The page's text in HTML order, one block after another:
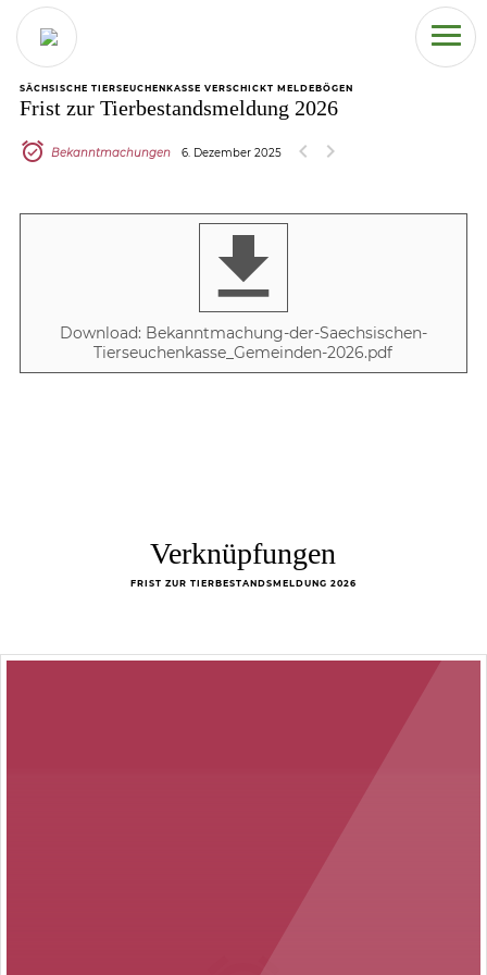
SÄCHSISCHE TIERSEUCHENKASSE VERSCHICKT MELDEBÖGEN
Frist zur Tierbestandsmeldung 2026
Bekanntmachungen 6. Dezember 2025 chevron_right
chevron_left
get_app
Download: Bekanntmachung-der-Saechsischen-
Tierseuchenkasse_Gemeinden-2026.pdf
Verknüpfungen
FRIST ZUR TIERBESTANDSMELDUNG 2026